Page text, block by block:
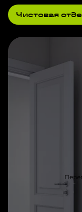
Чистовая